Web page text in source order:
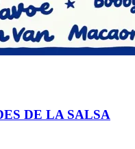
DE LA SALSA